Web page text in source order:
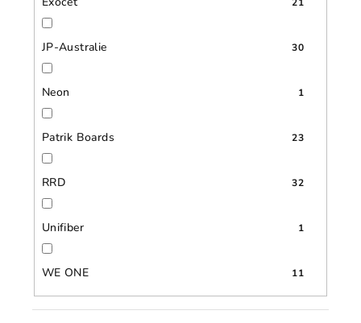
JP-Australie 30
Neon 1
Patrik Boards 23
RRD 32
Unifiber 1
WE ONE 11